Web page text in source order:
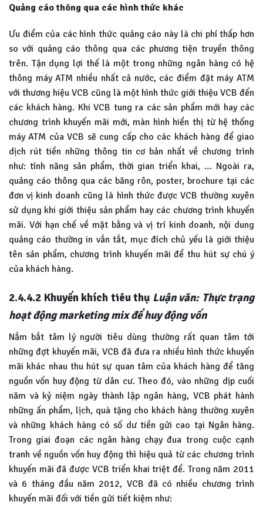
Quảng cáo thông qua các hình thức khác
Ưu điểm của các hình thức quảng cáo này là chi phí thấp hơn
so với quảng cáo thông qua các phương tiện truyền thông
trên. Tận dụng lợi thế là một trong những ngân hàng có hệ
thông máy ATM nhiều nhất cả nước, các điểm đặt máy ATM
với thương hiệu VCB cũng là một hình thức giới thiệu VCB đến
các khách hàng. Khi VCB tung ra các sản phẩm mới hay các
chương trình khuyến mãi mới, màn hình hiển thị từ hệ thống
máy ATM của VCB sẽ cung cấp cho các khách hàng để giao
dịch rút tiền những thông tin cơ bản nhất về chương trình
như: tính năng sản phẩm, thời gian triển khai, … Ngoài ra,
quảng cáo thông qua các băng rôn, poster, brochure tại các
đơn vị kinh doanh cũng là hình thức được VCB thường xuyên
sử dụng khi giới thiệu sản phẩm hay các chương trình khuyến
mãi. Với hạn chế về mặt bằng và vị trí kinh doanh, nội dung
quảng cáo thường in vắn tắt, mục đích chủ yếu là giới thiệu
tên sản phẩm, chương trình khuyến mãi để thu hút sự chú ý
của khách hàng.
2.4.4.2 Khuyến khích tiêu thụ Luận văn: Thực trạng
hoạt động marketing mix để huy động vốn
Nắm bắt tâm lý người tiêu dùng thường rất quan tâm tới
những đợt khuyến mãi, VCB đã đưa ra nhiều hình thức khuyến
mãi khác nhau thu hút sự quan tâm của khách hàng để tăng
nguồn vốn huy động từ dân cư. Theo đó, vào những dịp cuối
năm và kỷ niệm ngày thành lập ngân hàng, VCB phát hành
những ấn phẩm, lịch, quà tặng cho khách hàng thường xuyên
và những khách hàng có số dư tiền gửi cao tại Ngân hàng.
Trong giai đoạn các ngân hàng chạy đua trong cuộc cạnh
tranh về nguồn vốn huy động thì hiệu quả từ các chương trình
khuyến mãi đã được VCB triển khai triệt để. Trong năm 2011
và 6 tháng đầu năm 2012, VCB đã có nhiều chương trình
khuyến mãi đối với tiền gửi tiết kiệm như: